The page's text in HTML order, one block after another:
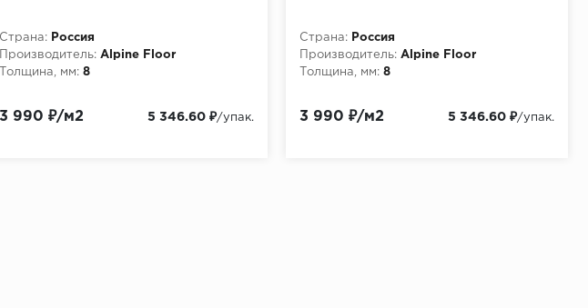
Страна:
Россия
Производитель: Alpine Floor
Толщина, мм: 8
3 990 ₽/м2 5 346.60 ₽/упак.
Страна:
Россия
Производитель: Alpine Floor
Толщина, мм: 8
3 990 ₽/м2 5 346.60 ₽/упак.